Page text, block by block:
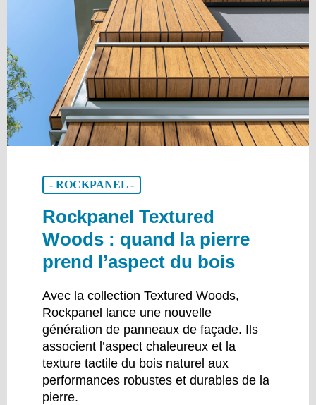
- ROCKPANEL -
Rockpanel Textured
Woods : quand la pierre
prend l’aspect du bois
Avec la collection Textured Woods,
Rockpanel lance une nouvelle
génération de panneaux de façade. Ils
associent l’aspect chaleureux et la
texture tactile du bois naturel aux
performances robustes et durables de la
pierre.